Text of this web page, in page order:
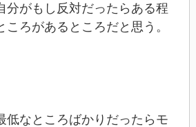
分がもし反対だったらある程
ころがあるところだと思う。
低なところばかりだったらモ